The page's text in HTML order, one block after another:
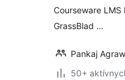
Courseware
GrassBlad …
Pankaj
50+